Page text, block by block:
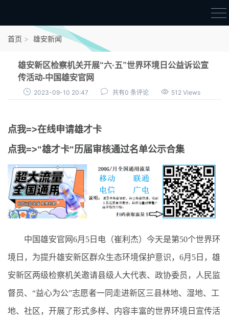
审核通过公示
首页 雄安新闻
雄安新区检察机关开展“六·五”世界环境日公益诉讼宣
传活动-中国雄安官网
2023-09-10 20:47 共有0 条评论 512 Views
点我=>在线申请雄才卡
点我=>"雄才卡"历届审核通过名单公示合集
中国雄安官网6月5日电（崔利杰）今天是第50个世界环
境日，为提升雄安新区群众生态环境保护意识，6月5日，雄
安新区两级检察机关邀请县级人大代表、政协委员，人民监
督员、“益心为公”志愿者一同走进新区三县林地、湿地、工
地、社区，开展了形式多样、内容丰富的世界环境日宣传活